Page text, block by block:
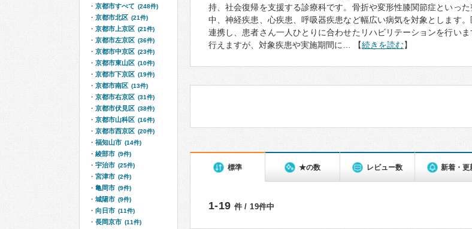
持、社会復帰を支援する診療科です。骨折や変形性膝関節症といっ
中、神経疾患、心疾患、呼吸器疾患など幅広い病気を対象とします
連携し、患者さん一人ひとりに合わせたリハビリテーションを行い
行えますが、対象疾患や実施期間に… 【続きを読む】
標準 ★の数 レビュー数 新着・更
1-19 件 / 19件中
京都市すべて (248件)
京都市北区 (21件)
京都市上京区 (21件)
京都市左京区 (36件)
京都市中京区 (23件)
京都市東山区 (10件)
京都市下京区 (19件)
京都市南区 (13件)
京都市右京区 (31件)
京都市伏見区 (38件)
京都市山科区 (16件)
京都市西京区 (20件)
福知山市 (14件)
綾部市 (9件)
宇治市 (25件)
宮津市 (2件)
亀岡市 (9件)
城陽市 (9件)
向日市 (11件)
長岡京市 (11件)